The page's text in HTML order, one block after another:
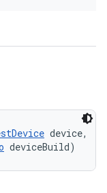
device,
deviceBuild)